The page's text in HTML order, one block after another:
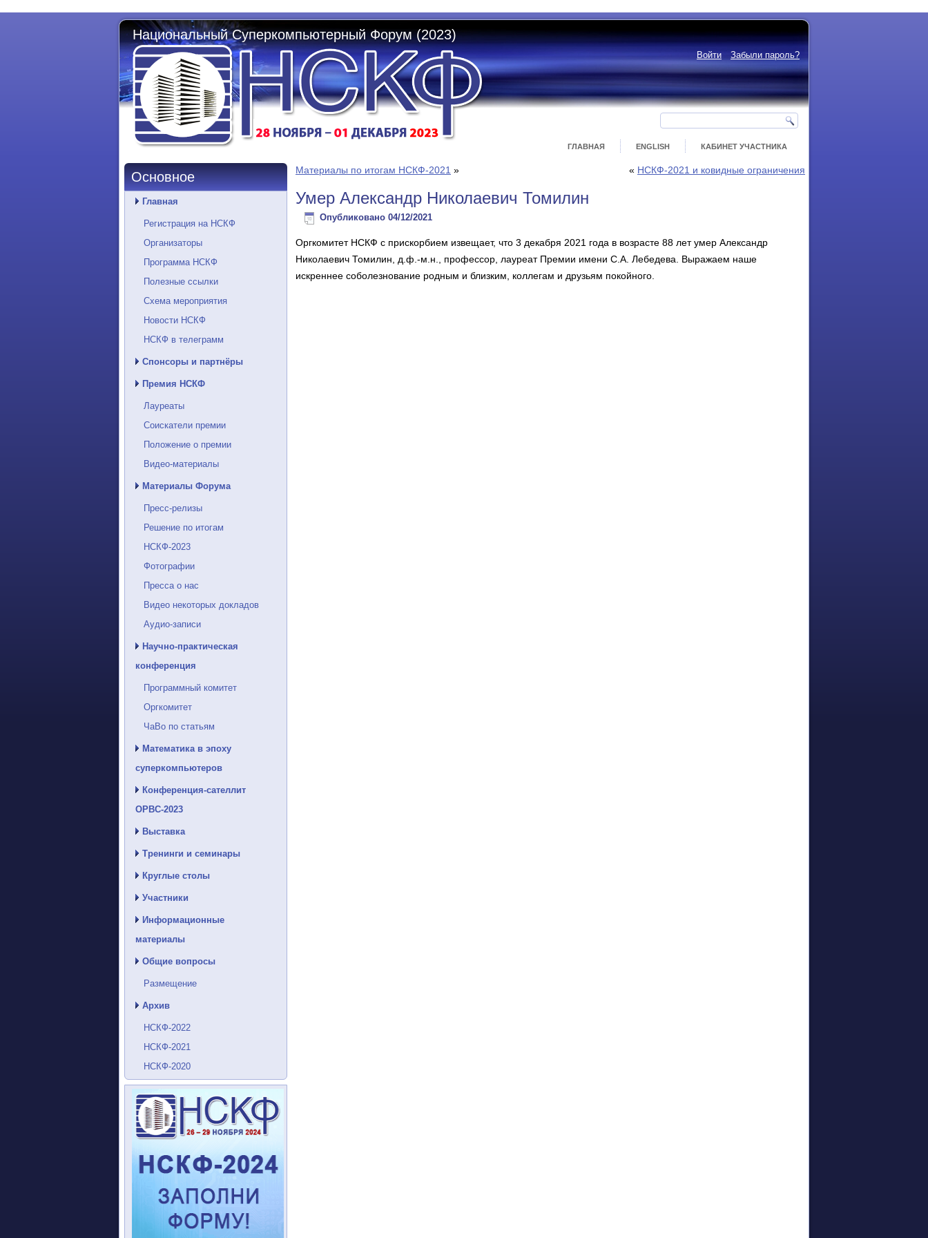
Национальный Суперкомпьютерный Форум (2023)
Войти Забыли пароль?
ГЛАВНАЯ ENGLISH КАБИНЕТ УЧАСТНИКА
Основное
Главная
Регистрация на НСКФ
Организаторы
Программа НСКФ
Полезные ссылки
Схема мероприятия
Новости НСКФ
НСКФ в телеграмм
Спонсоры и партнёры
Премия НСКФ
Лауреаты
Соискатели премии
Положение о премии
Видео-материалы
Материалы Форума
Пресс-релизы
Решение по итогам
НСКФ-2023
Фотографии
Пресса о нас
Видео некоторых докладов
Аудио-записи
Научно-практическая
конференция
Программный комитет
Оргкомитет
ЧаВо по статьям
Математика в эпоху
суперкомпьютеров
Конференция-сателлит
ОРВС-2023
Выставка
Тренинги и семинары
Круглые столы
Участники
Информационные
материалы
Общие вопросы
Размещение
Архив
НСКФ-2022
НСКФ-2021
НСКФ-2020
Материалы по итогам НСКФ-2021 » « НСКФ-2021 и ковидные ограничения
Умер Александр Николаевич Томилин
Опубликовано 04/12/2021
Оргкомитет НСКФ с прискорбием извещает, что 3 декабря 2021 года в возрасте 88 лет умер Александр
Николаевич Томилин, д.ф.-м.н., профессор, лауреат Премии имени С.А. Лебедева. Выражаем наше
искреннее соболезнование родным и близким, коллегам и друзьям покойного.